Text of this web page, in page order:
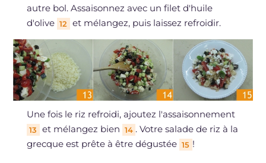
autre bol. Assaisonnez avec un filet d'huile
d'olive 12 et mélangez, puis laissez refroidir.
Une fois le riz refroidi, ajoutez l'assaisonnement
13 et mélangez bien 14 . Votre salade de riz à la
grecque est prête à être dégustée 15 !